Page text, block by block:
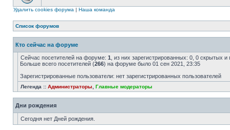
Удалить cookies форума | Наша команда
Список форумов
Кто сейчас на форуме
Сейчас посетителей на форуме: 1 , из них зарегистрированных: 0, 0 скрытых
Больше всего посетителей (266) на форуме было 01 сен 2021, 23:35
Зарегистрированные пользователи: нет зарегистрированных пользователей
Легенда :: Администраторы Главные модераторы
Дни рождения
Сегодня нет Дней рождения.